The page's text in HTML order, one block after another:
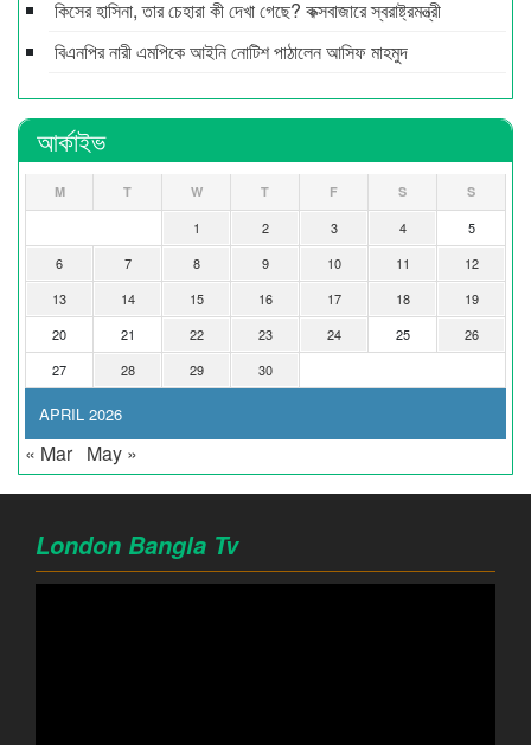
কিসের হাসিনা, তার চেহারা কী দেখা গেছে? কক্সবাজারে স্বরাষ্ট্রমন্ত্রী
বিএনপির নারী এমপিকে আইনি নোটিশ পাঠালেন আসিফ মাহমুদ
আর্কাইভ
APRIL 2026
M T W T F S S
1 2 3 4
5
6
7 8 9 10 11
12
13
14 15 16 17 18
19
20
21 22 23 24 25
26
27
28 29 30
« Mar May »
London Bangla Tv